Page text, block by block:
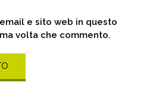
e sito web in questo
volta che commento.